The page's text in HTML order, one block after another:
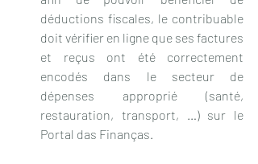
déductions fiscales, le contribuable
doit vérifier en ligne que ses factures
et reçus ont été correctement
encodés dans le secteur de
dépenses approprié (santé,
restauration, transport, …) sur le
Portal das Finanças.